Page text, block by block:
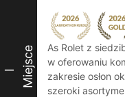
I Miejsce
As Rolet z
w oferowaniu
zakresie osłon
szeroki